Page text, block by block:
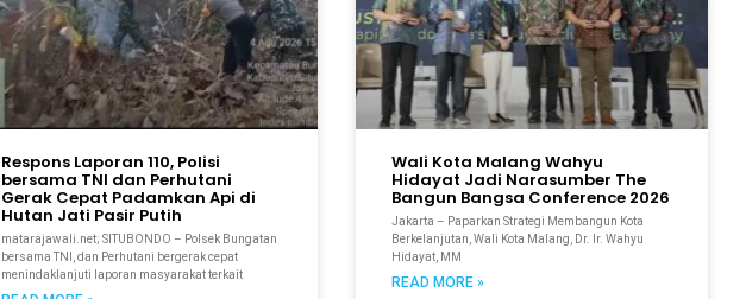
Respons Laporan 110, Polisi
bersama TNI dan Perhutani
Gerak Cepat Padamkan Api di
Hutan Jati Pasir Putih
matarajawali.net; SITUBONDO – Polsek Bungatan
bersama TNI, dan Perhutani bergerak cepat
menindaklanjuti laporan masyarakat terkait
Wali Kota Malang Wahyu
Hidayat Jadi Narasumber The
Bangun Bangsa Conference 2026
Jakarta – Paparkan Strategi Membangun Kota
Berkelanjutan, Wali Kota Malang, Dr. Ir. Wahyu
Hidayat, MM
READ MORE »